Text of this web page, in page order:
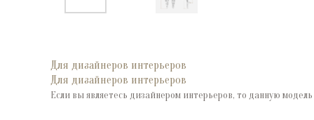
Для дизайнеров интерьеров
Для дизайнеров интерьеров
Если вы являетесь дизайнером интерьеров, то данную